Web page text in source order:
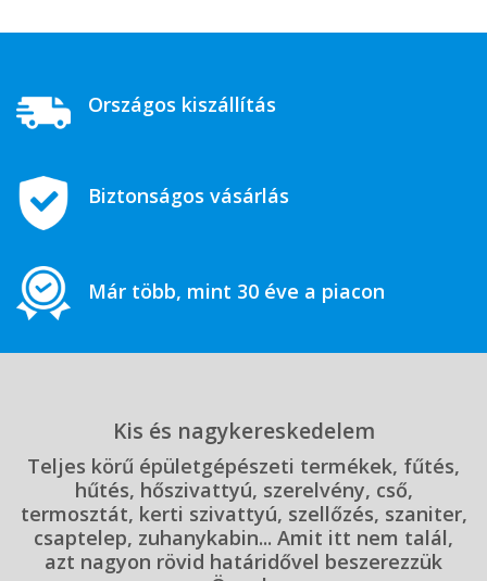
Országos kiszállítás
Biztonságos vásárlás
Már több, mint 30 éve a piacon
Kis és nagykereskedelem
Teljes körű épületgépészeti termékek, fűtés,
hűtés, hőszivattyú, szerelvény, cső,
termosztát, kerti szivattyú, szellőzés, szaniter,
csaptelep, zuhanykabin... Amit itt nem talál,
azt nagyon rövid határidővel beszerezzük